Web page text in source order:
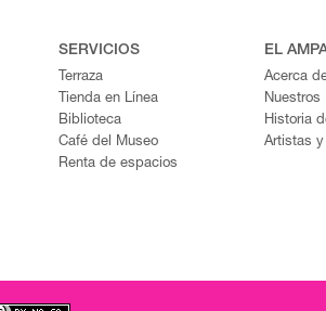
SERVICIOS
Terraza
Tienda en Línea
Biblioteca
Café del Museo
Renta de espacios
EL
Acerca
Nuestros
Historia
Artistas